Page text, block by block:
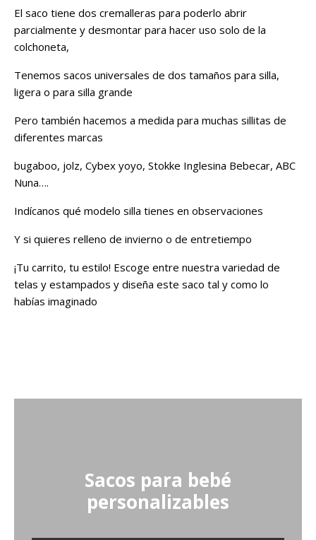
El saco tiene dos cremalleras para poderlo abrir
parcialmente y desmontar para hacer uso solo de la
colchoneta,
Tenemos sacos universales de dos tamaños para silla,
ligera o para silla grande
Pero también hacemos a medida para muchas sillitas de
diferentes marcas
bugaboo, jolz, Cybex yoyo, Stokke Inglesina Bebecar, ABC
Nuna….
Indícanos qué modelo silla tienes en observaciones
Y si quieres relleno de invierno o de entretiempo
¡Tu carrito, tu estilo! Escoge entre nuestra variedad de
telas y estampados y diseña este saco tal y como lo
habías imaginado
Sacos para bebé
personalizables